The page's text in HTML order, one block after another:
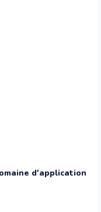
d'application